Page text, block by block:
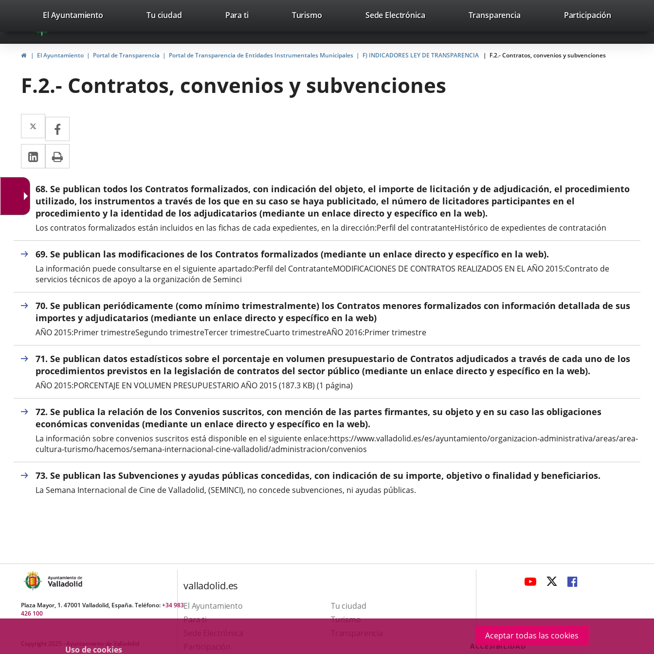
Uso de cookies
Aceptar todas las cookies
Portal
Web
del
avaTop Trabaja con nosotros Contacto avaHeaderSocial
Enlace
una
aplicación
Enlace
una
aplicación
Enlace
una
aplicación
Buscar
valladolid.es
El Ayuntamiento Tu ciudad Para ti TurismoEste
abrirá
en
ventana
nueva.
Sede ElectrónicaEnlace
aplicación
externa.
Transparencia Participación
InicioEl Ayuntamiento Portal de Transparencia Portal de Transparencia de Entidades Instrumentales Municipales F) INDICADORES LEY DE TRANSPARENCIA F.2.- Contratos, convenios y subvenciones
F.2.- Contratos, convenios y subvenciones
Twitter
Enlace
a
una
aplicación
externa.
a
una
externa.
LinkedIn
Enlace
a
una
aplicación
externa.
68. Se publican todos los Contratos formalizados, con indicación del objeto, el importe de licitación y de adjudicación, el procedimiento
utilizado, los instrumentos a través de los que en su caso se haya publicitado, el número de licitadores participantes en el
procedimiento y la identidad de los adjudicatarios (mediante un enlace directo y específico en la web).
Los contratos formalizados están incluidos en las fichas de cada expedientes, en la dirección:Perfil del contratanteHistórico de expedientes de contratación
69. Se publican las modificaciones de los Contratos formalizados (mediante un enlace directo y específico en la web).
La información puede consultarse en el siguiente apartado:Perfil del ContratanteMODIFICACIONES DE CONTRATOS REALIZADOS EN EL AÑO 2015:Contrato de
servicios técnicos de apoyo a la organización de Seminci
70. Se publican periódicamente (como mínimo trimestralmente) los Contratos menores formalizados con información detallada de sus
importes y adjudicatarios (mediante un enlace directo y específico en la web)
AÑO 2015:Primer trimestreSegundo trimestreTercer trimestreCuarto trimestreAÑO 2016:Primer trimestre
71. Se publican datos estadísticos sobre el porcentaje en volumen presupuestario de Contratos adjudicados a través de cada uno de los
procedimientos previstos en la legislación de contratos del sector público (mediante un enlace directo y específico en la web).
AÑO 2015:PORCENTAJE EN VOLUMEN PRESUPUESTARIO AÑO 2015 (187.3 KB) (1 página)
72. Se publica la relación de los Convenios suscritos, con mención de las partes firmantes, su objeto y en su caso las obligaciones
económicas convenidas (mediante un enlace directo y específico en la web).
La información sobre convenios suscritos está disponible en el siguiente enlace:https://www.valladolid.es/es/ayuntamiento/organizacion-administrativa/areas/area-
cultura-turismo/hacemos/semana-internacional-cine-valladolid/administracion/convenios
73. Se publican las Subvenciones y ayudas públicas concedidas, con indicación de su importe, objetivo o finalidad y beneficiarios.
La Semana Internacional de Cine de Valladolid, (SEMINCI), no concede subvenciones, ni ayudas públicas.
Plaza Mayor, 1. 47001 Valladolid, España. Teléfono:+34 983
426 100
Copyright 2025 - Ayuntamiento de Valladolid
valladolid.es
El Ayuntamiento
Tu ciudad
Para ti
TurismoEste
ENLACE
APLICACIÓN
EXTERNA.
ENLACE
APLICACIÓN
EXTERNA.
ENLACE
APLICACIÓN
EXTERNA.
Menú
ACCESIBILIDAD